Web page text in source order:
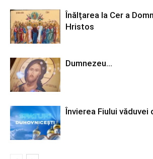
Înălțarea la Cer a
Hristos
Dumnezeu…
Învierea Fiului văduvei